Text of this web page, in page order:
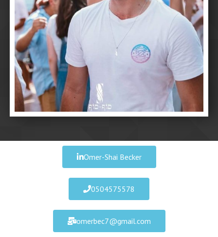
Omer-Shai Becker
0504575578
omerbec7@gmail.com